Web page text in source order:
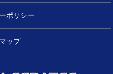
ポリシー
ップ